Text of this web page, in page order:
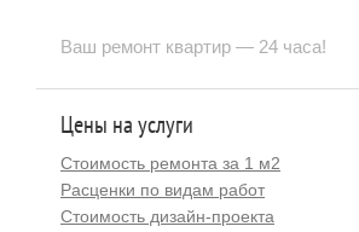
Ваш ремонт квартир — 24 часа!
Цены на услуги
Стоимость ремонта за 1 м2
Расценки по видам работ
Стоимость дизайн-проекта